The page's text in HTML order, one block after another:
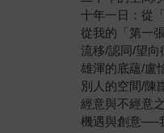
十年一日：從
從我的「第一
流移/認同/望
雄渾的底蘊/盧
別人的空間/陳
經意與不經意
機遇與創意──